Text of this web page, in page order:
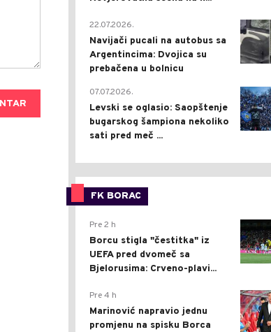
22.07.2026.
Navijači pucali na autobus sa
Argentincima: Dvojica su
prebačena u bolnicu
07.07.2026.
Levski se oglasio: Saopštenje
bugarskog šampiona nekoliko
sati pred meč ...
FK BORAC
Pre 2 h
Borcu stigla "čestitka" iz
UEFA pred dvomeč sa
Bjelorusima: Crveno-plavi...
Pre 4 h
Marinović napravio jednu
promjenu na spisku Borca